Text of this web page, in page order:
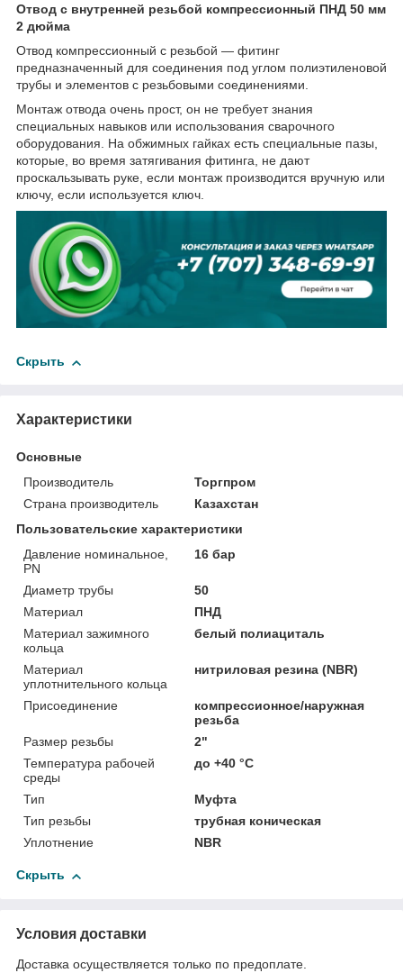
Отвод с внутренней резьбой компрессионный ПНД 50 мм
2 дюйма
Отвод компрессионный с резьбой — фитинг
предназначенный для соединения под углом полиэтиленовой
трубы и элементов с резьбовыми соединениями.
Монтаж отвода очень прост, он не требует знания
специальных навыков или использования сварочного
оборудования. На обжимных гайках есть специальные пазы,
которые, во время затягивания фитинга, не дают
проскальзывать руке, если монтаж производится вручную или
ключу, если используется ключ.
Скрыть
Характеристики
Основные
Производитель
Торгпром
Страна производитель
Казахстан
Пользовательские характеристики
Давление номинальное,
PN
16 бар
Диаметр трубы
50
Материал
ПНД
Материал зажимного
кольца
белый полиациталь
Материал
уплотнительного кольца
нитриловая резина (NBR)
Присоединение
компрессионное/наружная
резьба
Размер резьбы
2"
Температура рабочей
среды
до +40 °C
Тип
Муфта
Тип резьбы
трубная коническая
Уплотнение
NBR
Скрыть
Условия доставки
Доставка осуществляется только по предоплате.